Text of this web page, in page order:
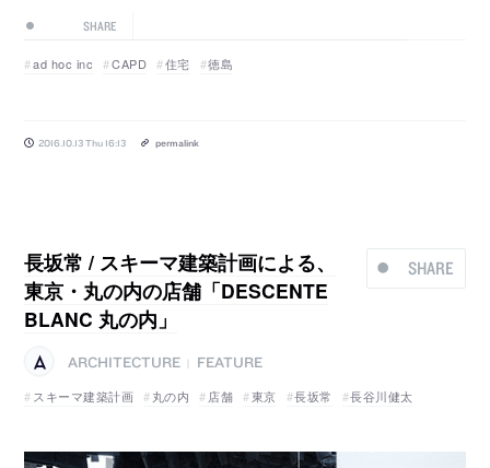
SHARE
ad hoc inc CAPD 住宅 徳島
2016.10.13 Thu 16:13 permalink
SHARE
長坂常 / スキーマ建築計画による、
東京・丸の内の店舗「DESCENTE
BLANC 丸の内」
ARCHITECTURE
FEATURE
スキーマ建築計画
丸の内 店舗 東京 長坂常 長谷川健太